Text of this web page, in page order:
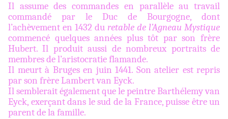
Il assume des commandes en parallèle au travail
commandé par le Duc de Bourgogne, dont
l’achèvement en 1432 du retable de l’Agneau Mystique
commencé quelques années plus tôt par son frère
Hubert. Il produit aussi de nombreux portraits de
membres de l’aristocratie flamande.
Il meurt à Bruges en juin 1441. Son atelier est repris
par son frère Lambert van Eyck.
Il semblerait également que le peintre Barthélemy van
Eyck, exerçant dans le sud de la France, puisse être un
parent de la famille.